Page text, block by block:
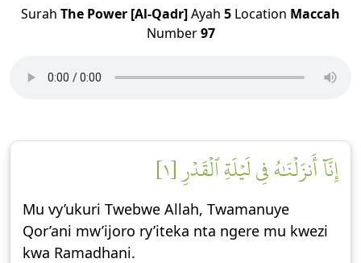
Surah The Power [Al-Qadr]Ayah 5 Location Maccah
Number97
إِنَّآ أَنزَلۡنَٰهُ فِي لَيۡلَةِ ٱلۡقَدۡرِ [١]
Mu vy’ukuri Twebwe Allah, Twamanuye
Qor’ani mw’ijoro ry’iteka nta ngere mu kwezi
kwa Ramadhani.